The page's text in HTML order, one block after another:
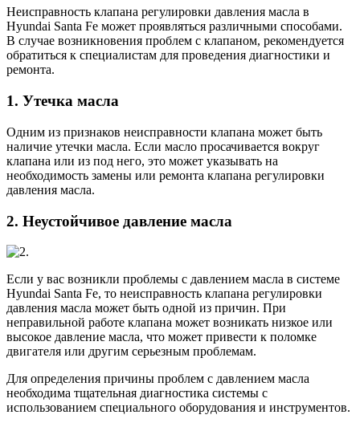
Неисправность клапана регулировки давления масла в
Hyundai Santa Fe может проявляться различными способами.
В случае возникновения проблем с клапаном, рекомендуется
обратиться к специалистам для проведения диагностики и
ремонта.
1. Утечка масла
Одним из признаков неисправности клапана может быть
наличие утечки масла. Если масло просачивается вокруг
клапана или из под него, это может указывать на
необходимость замены или ремонта клапана регулировки
давления масла.
2. Неустойчивое давление масла
Если у вас возникли проблемы с давлением масла в системе
Hyundai Santa Fe, то неисправность клапана регулировки
давления масла может быть одной из причин. При
неправильной работе клапана может возникать низкое или
высокое давление масла, что может привести к поломке
двигателя или другим серьезным проблемам.
Для определения причины проблем с давлением масла
необходима тщательная диагностика системы с
использованием специального оборудования и инструментов.